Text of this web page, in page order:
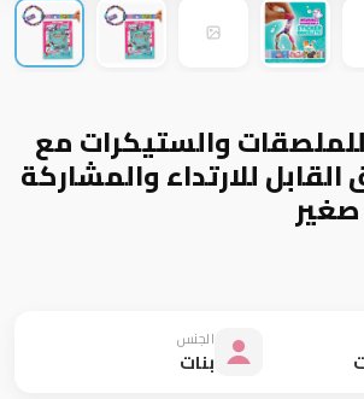
والستيكرات مع
القابل للارتداء والمشاركة
الجنس
بنات